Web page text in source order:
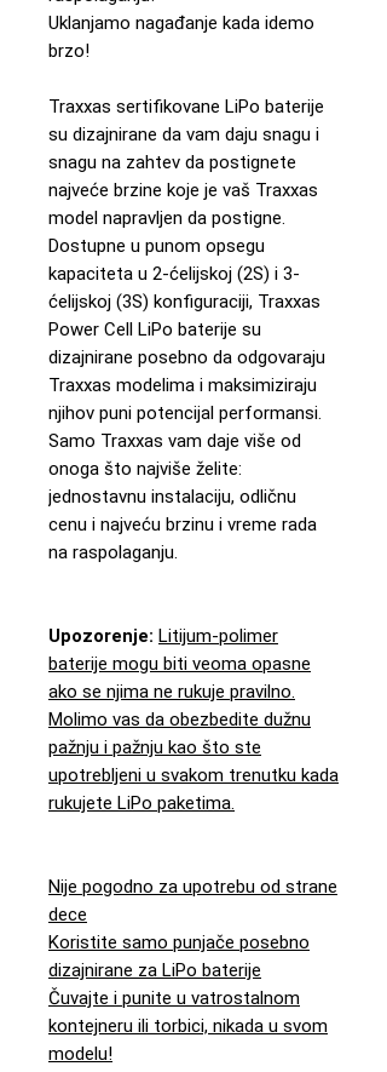
Uklanjamo nagađanje kada idemo
brzo!
Traxxas sertifikovane LiPo baterije
su dizajnirane da vam daju snagu i
snagu na zahtev da postignete
najveće brzine koje je vaš Traxxas
model napravljen da postigne.
Dostupne u punom opsegu
kapaciteta u 2-ćelijskoj (2S) i 3-
ćelijskoj (3S) konfiguraciji, Traxxas
Power Cell LiPo baterije su
dizajnirane posebno da odgovaraju
Traxxas modelima i maksimiziraju
njihov puni potencijal performansi.
Samo Traxxas vam daje više od
onoga što najviše želite:
jednostavnu instalaciju, odličnu
cenu i najveću brzinu i vreme rada
na raspolaganju.
Upozorenje: Litijum-polimer
baterije mogu biti veoma opasne
ako se njima ne rukuje pravilno.
Molimo vas da obezbedite dužnu
pažnju i pažnju kao što ste
upotrebljeni u svakom trenutku kada
rukujete LiPo paketima.
Nije pogodno za upotrebu od strane
dece
Koristite samo punjače posebno
dizajnirane za LiPo baterije
Čuvajte i punite u vatrostalnom
kontejneru ili torbici, nikada u svom
modelu!